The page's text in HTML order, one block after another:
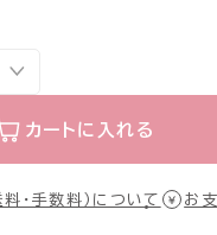
カートに入れる
・手数料）について お